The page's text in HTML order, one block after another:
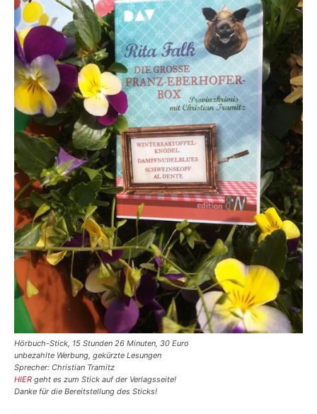
Hörbuch-Stick, 15 Stunden 26 Minuten, 30 Euro
unbezahlte Werbung, gekürzte Lesungen
Sprecher: Christian Tramitz
HIER geht es zum Stick auf der Verlagsseite!
Danke für die Bereitstellung des Sticks!